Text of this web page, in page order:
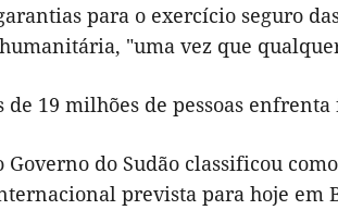
para o exercício seguro
"uma vez que
19 milhões de pessoas enfrenta
do Sudão classificou
prevista para hoje em